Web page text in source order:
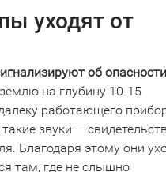
уходят от
об опасности
на глубину 10-15
работающего
звуки —
Благодаря этому они
там, где не слышно